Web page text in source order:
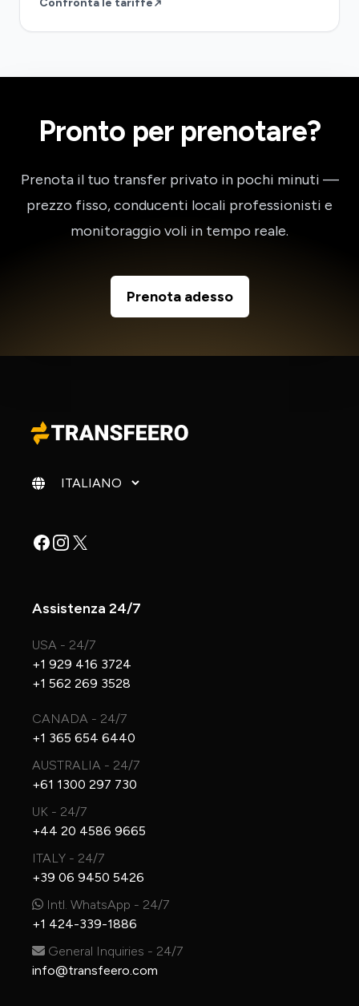
Confronta le tariffe
Pronto per prenotare?
Prenota il tuo transfer privato in pochi minuti —
prezzo fisso, conducenti locali professionisti e
monitoraggio voli in tempo reale.
Prenota adesso
Cambia lingua
Facebook
Instagram
X
Assistenza 24/7
USA - 24/7
+1 929 416 3724
+1 562 269 3528
CANADA - 24/7
+1 365 654 6440
AUSTRALIA - 24/7
+61 1300 297 730
UK - 24/7
+44 20 4586 9665
ITALY - 24/7
+39 06 9450 5426
Intl. WhatsApp - 24/7
+1 424-339-1886
General Inquiries - 24/7
info@transfeero.com